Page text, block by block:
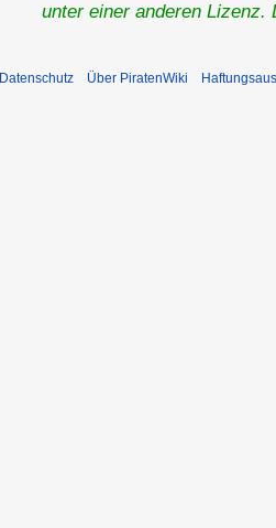
unter einer anderen
Datenschutz Über PiratenWiki